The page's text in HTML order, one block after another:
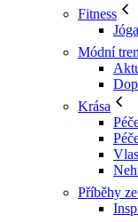
Fitness
Módní
Krása
Příběhy